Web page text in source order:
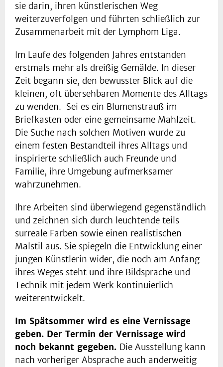
sie darin, ihren künstlerischen Weg
weiterzuverfolgen und führten schließlich zur
Zusammenarbeit mit der Lymphom Liga.
Im Laufe des folgenden Jahres entstanden
erstmals mehr als dreißig Gemälde. In dieser
Zeit begann sie, den bewusster Blick auf die
kleinen, oft übersehbaren Momente des Alltags
zu wenden. Sei es ein Blumenstrauß im
Briefkasten oder eine gemeinsame Mahlzeit.
Die Suche nach solchen Motiven wurde zu
einem festen Bestandteil ihres Alltags und
inspirierte schließlich auch Freunde und
Familie, ihre Umgebung aufmerksamer
wahrzunehmen.
Ihre Arbeiten sind überwiegend gegenständlich
und zeichnen sich durch leuchtende teils
surreale Farben sowie einen realistischen
Malstil aus. Sie spiegeln die Entwicklung einer
jungen Künstlerin wider, die noch am Anfang
ihres Weges steht und ihre Bildsprache und
Technik mit jedem Werk kontinuierlich
weiterentwickelt.
Im Spätsommer wird es eine Vernissage
geben. Der Termin der Vernissage wird
noch bekannt gegeben. Die Ausstellung kann
nach vorheriger Absprache auch anderweitig